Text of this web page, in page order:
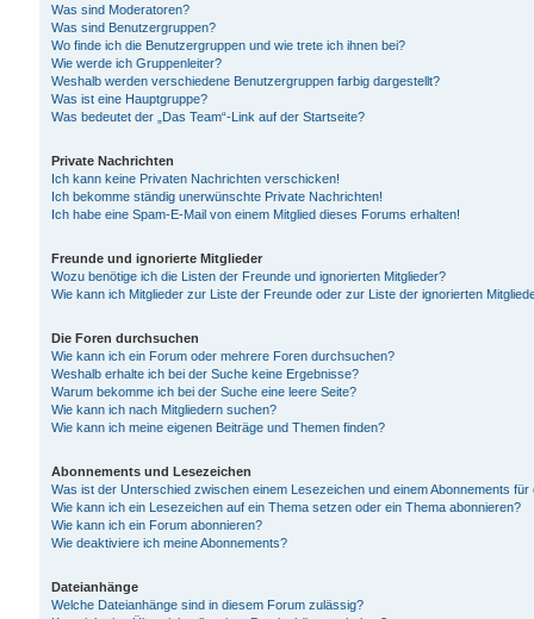
Was sind Moderatoren?
Was sind Benutzergruppen?
Wo finde ich die Benutzergruppen und wie trete ich ihnen bei?
Wie werde ich Gruppenleiter?
Weshalb werden verschiedene Benutzergruppen farbig dargestellt?
Was ist eine Hauptgruppe?
Was bedeutet der „Das Team“-Link auf der Startseite?
Private Nachrichten
Ich kann keine Privaten Nachrichten verschicken!
Ich bekomme ständig unerwünschte Private Nachrichten!
Ich habe eine Spam-E-Mail von einem Mitglied dieses Forums erhalten!
Freunde und ignorierte Mitglieder
Wozu benötige ich die Listen der Freunde und ignorierten Mitglieder?
Wie kann ich Mitglieder zur Liste der Freunde oder zur Liste der ignorierten
Die Foren durchsuchen
Wie kann ich ein Forum oder mehrere Foren durchsuchen?
Weshalb erhalte ich bei der Suche keine Ergebnisse?
Warum bekomme ich bei der Suche eine leere Seite?
Wie kann ich nach Mitgliedern suchen?
Wie kann ich meine eigenen Beiträge und Themen finden?
Abonnements und Lesezeichen
Was ist der Unterschied zwischen einem Lesezeichen und einem Abonnements
Wie kann ich ein Lesezeichen auf ein Thema setzen oder ein Thema abonnieren?
Wie kann ich ein Forum abonnieren?
Wie deaktiviere ich meine Abonnements?
Dateianhänge
Welche Dateianhänge sind in diesem Forum zulässig?